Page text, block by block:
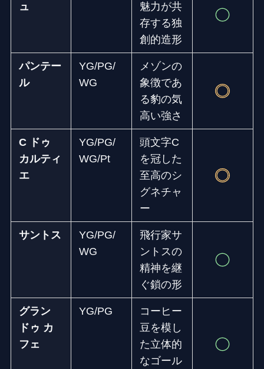
ュ
魅力が共
存する独
創的造形
パンテー
ル
YG/PG/
WG
メゾンの
象徴であ
る豹の気
高い強さ
C ドゥ
カルティ
エ
YG/PG/
WG/Pt
頭文字C
を冠した
至高のシ
グネチャ
ー
サントス
YG/PG/
WG
飛行家サ
ントスの
精神を継
ぐ鎖の形
グラン
ドゥ カ
フェ
YG/PG
コーヒー
豆を模し
た立体的
なゴール